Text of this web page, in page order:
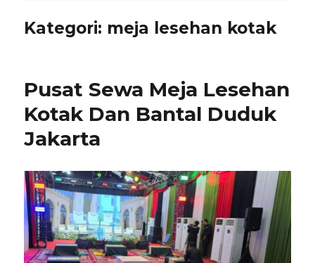
Kategori: meja lesehan kotak
Pusat Sewa Meja Lesehan
Kotak Dan Bantal Duduk
Jakarta